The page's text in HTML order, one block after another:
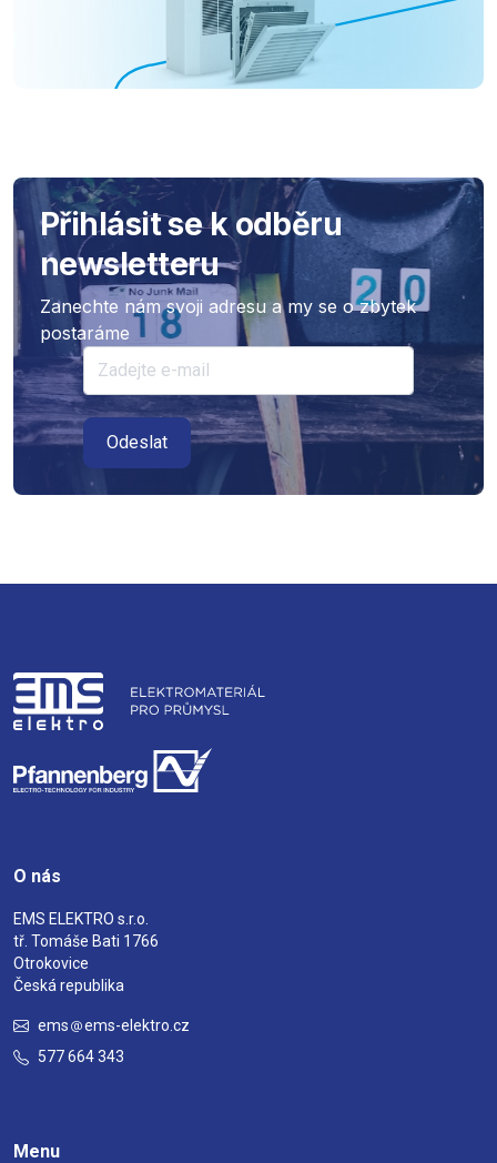
Přihlásit se k odběru
newsletteru
Zanechte nám svoji adresu a my se o zbytek
postaráme
Odeslat
O nás
EMS ELEKTRO s.r.o.
tř. Tomáše Bati 1766
Otrokovice
Česká republika
ems
ems-elektro.cz
577 664 343
Menu